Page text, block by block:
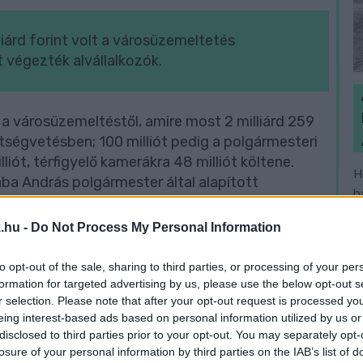
- Do Not Process My Personal Information
opt-out of the sale, sharing to third parties, or processing of your
for targeted advertising by us, please use the below opt-out
selection. Please note that after your opt-out request is processed
interest-based ads based on personal information utilized by us
to third parties prior to your opt-out. You may separately
of your personal information by third parties on the IAB’s list of
forint volt a városüzemeltetés
végezték alvállalkozók.
városüzemeltéstől, amire most 2 milliárd 259
100 milliót pedig a polgármesteri
térfigyelő kamerákra 48 milliót költene.
András polgármester által alapított
várostól 15 milliót, azt más civil szervezetek
megszavazta a módosítót, aztán új
elfogadását sem, azzal, hogy a